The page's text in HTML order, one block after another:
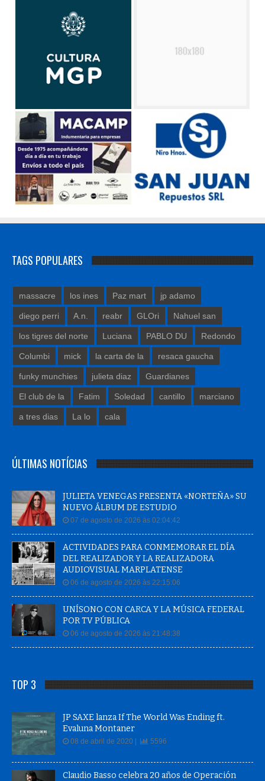
TAGS POPULARES
massacre los ines Paz mart jp adamo
diego perri A.n. reabr GLOri Nahuel san
los tigres del norte Luciana PABLO DU Redondo
Columbi mick la carta de la resaca gaucha
funky munchies julieta diaz Guardianes
El club de la Fatim Soledad cantillo marciano
a tres dias La lo cala
ÚLTIMAS NOTÍCIAS
JULIETA VENEGAS PRESENTA «NORTEÑA» SU
NUEVO ÁLBUM DE ESTUDIO
07 de agosto de 2026 às 02:04:42
ACTIVIDADES PARA CONMEMORAR EL DÍA
DEL REALIZADOR Y LA REALIZADORA
AUDIOVISUAL MARPLATENSE
06 de agosto de 2026 às 22:15:06
UNÍSONO CON CARCA Y LA MÚSICA FEDERAL
POR TV PÚBLICA
06 de agosto de 2026 às 21:48:38
TOP 3
JP SAXE lanza If The World Was Ending ft.
Evaluna Montaner
08 de abril de 2020 | 5596
Claudio Basso celebra 20 años de Operación